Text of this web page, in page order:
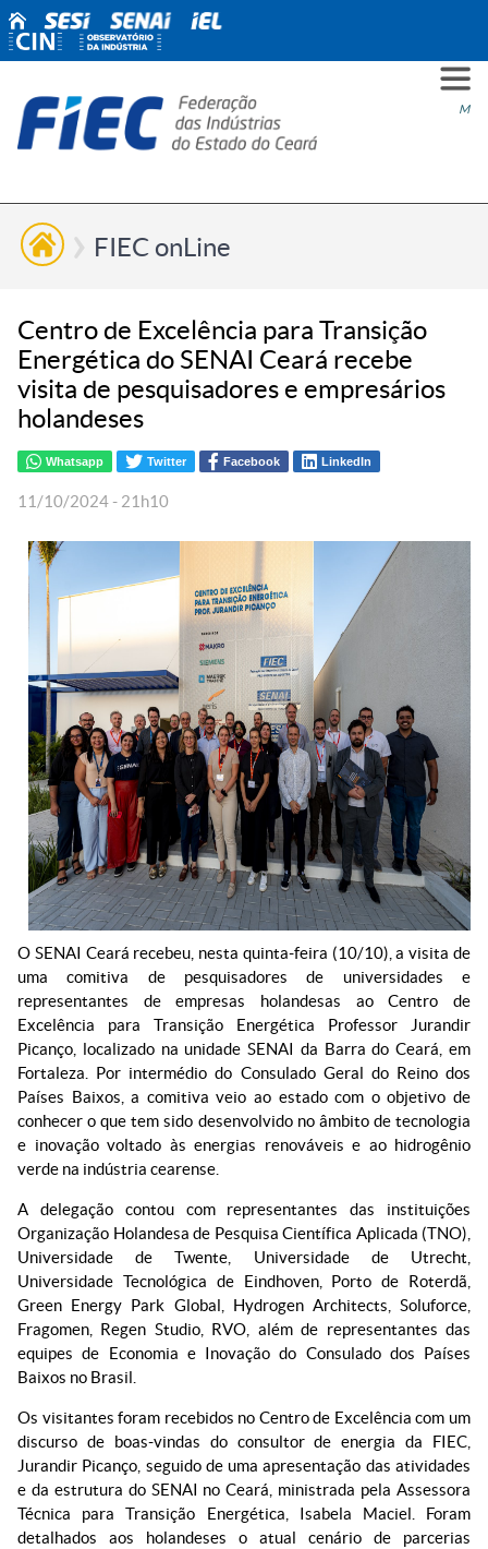
Menu
VOCÊ
ESG
NÓS
FIEC onLine
Centro de Excelência para Transição
Energética do SENAI Ceará recebe
visita de pesquisadores e empresários
holandeses
Whatsapp Twitter Facebook LinkedIn
11/10/2024 - 21h10
O SENAI Ceará recebeu, nesta quinta-feira (10/10), a visita de
uma comitiva de pesquisadores de universidades e
representantes de empresas holandesas ao Centro de
Excelência para Transição Energética Professor Jurandir
Picanço, localizado na unidade SENAI da Barra do Ceará, em
Fortaleza. Por intermédio do Consulado Geral do Reino dos
Países Baixos, a comitiva veio ao estado com o objetivo de
conhecer o que tem sido desenvolvido no âmbito de tecnologia
e inovação voltado às energias renováveis e ao hidrogênio
verde na indústria cearense.
A delegação contou com representantes das instituições
Organização Holandesa de Pesquisa Científica Aplicada (TNO),
Universidade de Twente, Universidade de Utrecht,
Universidade Tecnológica de Eindhoven, Porto de Roterdã,
Green Energy Park Global, Hydrogen Architects, Soluforce,
Fragomen, Regen Studio, RVO, além de representantes das
equipes de Economia e Inovação do Consulado dos Países
Baixos no Brasil.
Os visitantes foram recebidos no Centro de Excelência com um
discurso de boas-vindas do consultor de energia da FIEC,
Jurandir Picanço, seguido de uma apresentação das atividades
e da estrutura do SENAI no Ceará, ministrada pela Assessora
Técnica para Transição Energética, Isabela Maciel. Foram
detalhados aos holandeses o atual cenário de parcerias